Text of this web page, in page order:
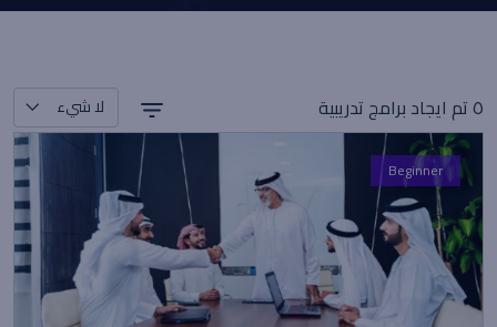
٥ تم ايجاد برامج تدريبية لا شيء
Beginner